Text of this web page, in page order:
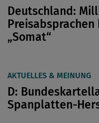
Deutschland:
Preisabsprachen
„Somat“
AKTUELLES & MEINUNG
D:
Spanplatten-